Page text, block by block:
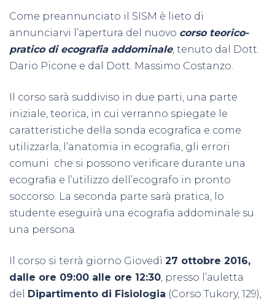
Come preannunciato il SISM è lieto di
annunciarvi l’apertura del nuovo corso teorico-
pratico di ecografia addominale, tenuto dal Dott.
Dario Picone e dal Dott. Massimo Costanzo.
Il corso sarà suddiviso in due parti, una parte
iniziale, teorica, in cui verranno spiegate le
caratteristiche della sonda ecografica e come
utilizzarla, l’anatomia in ecografia, gli errori
comuni che si possono verificare durante una
ecografia e l’utilizzo dell’ecografo in pronto
soccorso. La seconda parte sarà pratica, lo
studente eseguirà una ecografia addominale su
una persona.
Il corso si terrà giorno Giovedì 27 ottobre 2016,
dalle ore 09:00 alle ore 12:30, presso l’auletta
del
Dipartimento di Fisiologia (Corso Tukory, 129),